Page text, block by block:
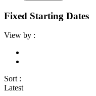
Fixed Starting Dates
View by :
Sort :
Latest